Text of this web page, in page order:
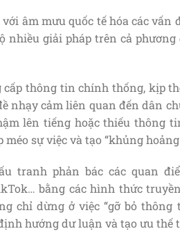
âm mưu quốc tế hóa các vấn
nhiều giải pháp trên cả
thông tin chính thống, kịp
nhạy cảm liên quan đến dân
lên tiếng hoặc thiếu thông
méo sự việc và tạo “khủng
tranh phản bác các quan
bằng các hình thức
chỉ dừng ở việc “gỡ bỏ
hướng dư luận và tạo ưu